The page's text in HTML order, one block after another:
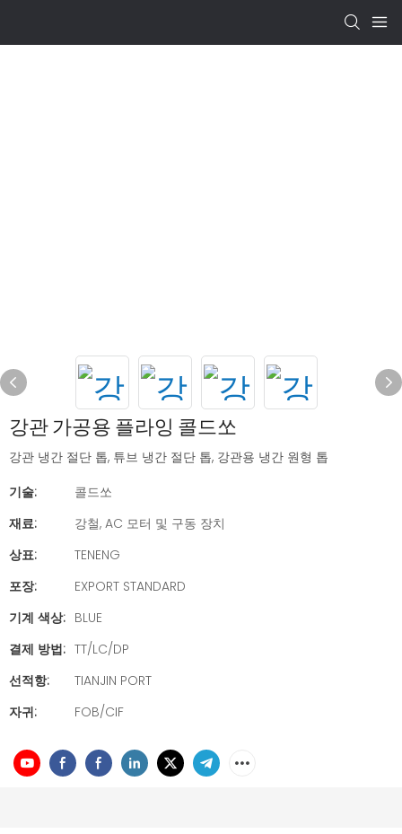
강관 가공용 플라잉 콜드쏘
강관 냉간 절단 톱, 튜브 냉간 절단 톱, 강관용 냉간 원형 톱
기술:
콜드쏘
재료:
강철, AC 모터 및 구동 장치
상표:
TENENG
포장:
EXPORT STANDARD
기계 색상: BLUE
결제 방법: TT/LC/DP
선적항:
TIANJIN PORT
자귀:
FOB/CIF